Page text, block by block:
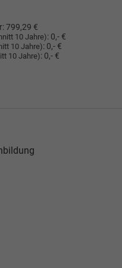
799,29 €
10 Jahre): 0,- €
10 Jahre): 0,- €
10 Jahre): 0,- €